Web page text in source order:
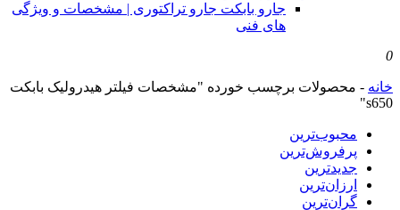
جارو بابکت جارو تراکتوری | مشخصات و ویژگی
های فنی
0
خانه - محصولات برچسب خورده "مشخصات فیلتر هیدرولیک بابکت
s650"
محبوب‌ترین
پرفروش‌ترین
جدیدترین
ارزان‌ترین
گران‌ترین